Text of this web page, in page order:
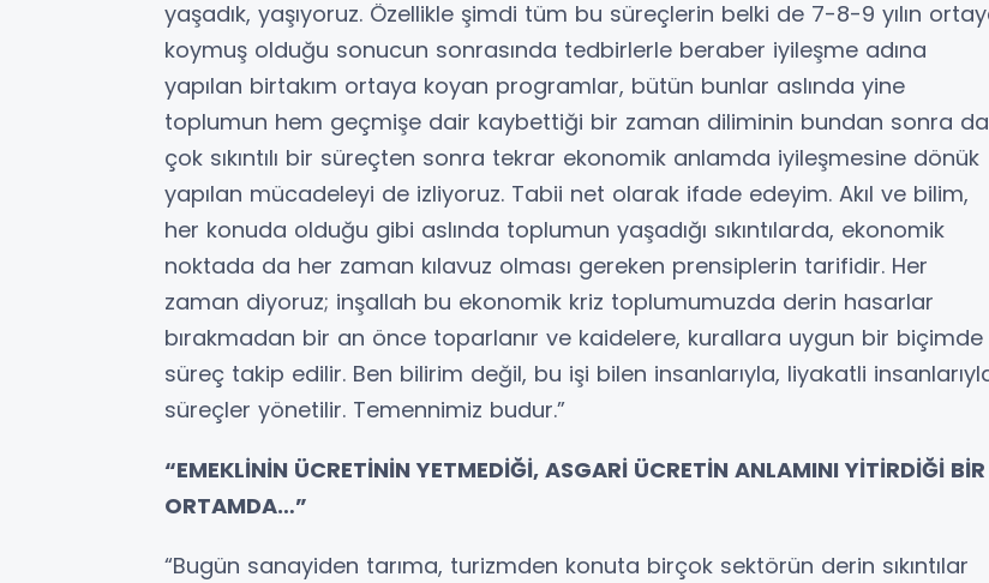
yaşadık, yaşıyoruz. Özellikle şimdi tüm bu süreçlerin belki de 7-8-9 yılın
koymuş olduğu sonucun sonrasında tedbirlerle beraber iyileşme adına
yapılan birtakım ortaya koyan programlar, bütün bunlar aslında yine
toplumun hem geçmişe dair kaybettiği bir zaman diliminin bundan sonra da
çok sıkıntılı bir süreçten sonra tekrar ekonomik anlamda iyileşmesine dönük
yapılan mücadeleyi de izliyoruz. Tabii net olarak ifade edeyim. Akıl ve bilim,
her konuda olduğu gibi aslında toplumun yaşadığı sıkıntılarda, ekonomik
noktada da her zaman kılavuz olması gereken prensiplerin tarifidir. Her
zaman diyoruz; inşallah bu ekonomik kriz toplumumuzda derin hasarlar
bırakmadan bir an önce toparlanır ve kaidelere, kurallara uygun bir biçimde
süreç takip edilir. Ben bilirim değil, bu işi bilen insanlarıyla, liyakatli
süreçler yönetilir. Temennimiz budur.”
“EMEKLİNİN ÜCRETİNİN YETMEDİĞİ, ASGARİ ÜCRETİN ANLAMINI YİTİRDİĞİ BİR
ORTAMDA…”
“Bugün sanayiden tarıma, turizmden konuta birçok sektörün derin sıkıntılar